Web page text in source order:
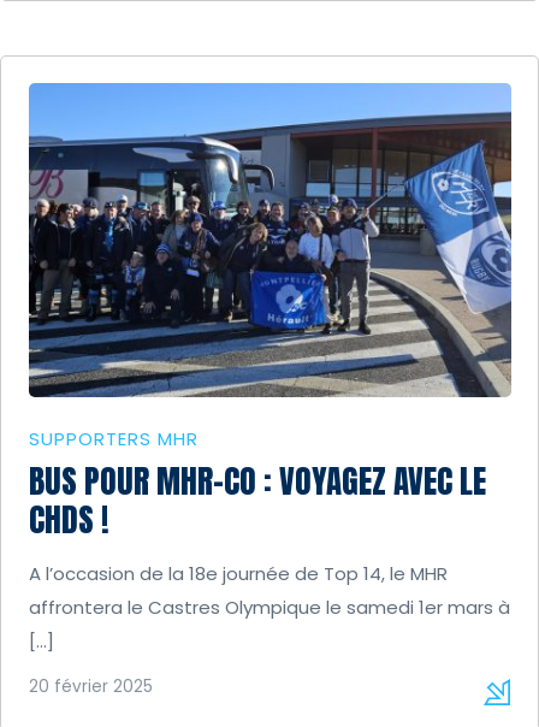
SUPPORTERS MHR
BUS POUR MHR-CO : VOYAGEZ AVEC LE
CHDS !
A l’occasion de la 18e journée de Top 14, le MHR
affrontera le Castres Olympique le samedi 1er mars à
[…]
20 février 2025